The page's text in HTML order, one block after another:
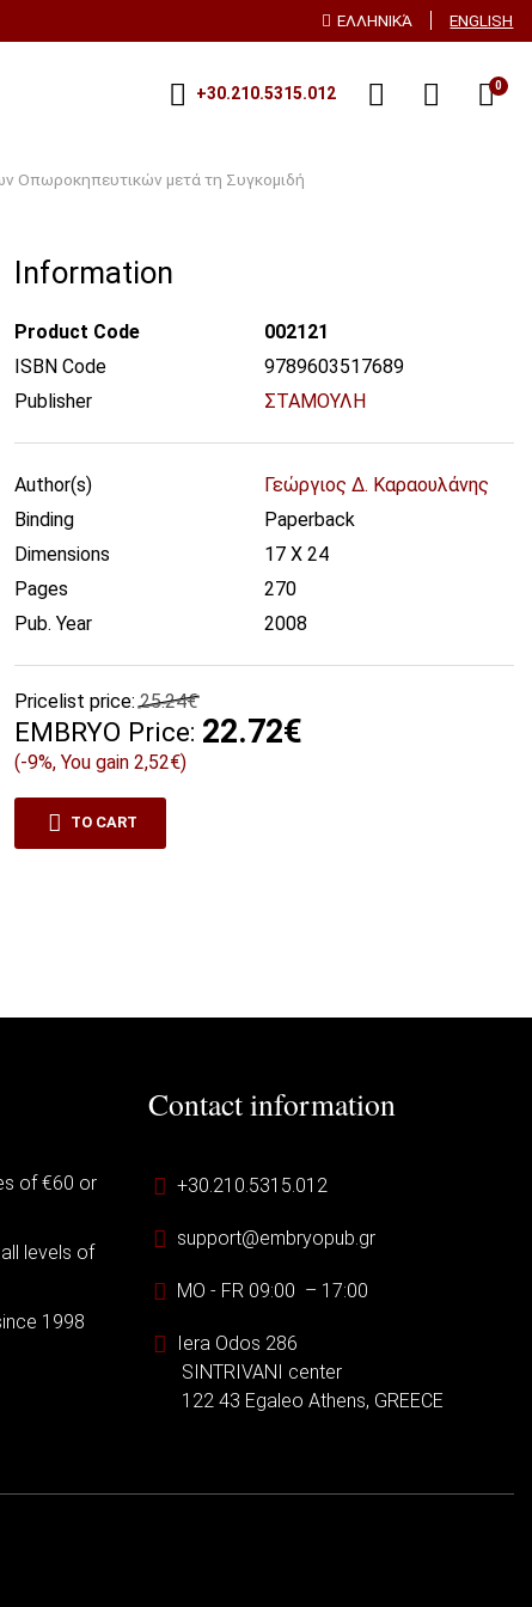
ΕΛΛΗΝΙΚΆ ENGLISH
+30.210.5315.012 0
Οπωροκηπευτικών μετά τη Συγκομιδή
Information
Product Code
002121
ISBN Code
9789603517689
Publisher
ΣΤΑΜΟΥΛΗ
Author(s)
Γεώργιος Δ. Καραουλάνης
Binding
Paperback
Dimensions
17 X 24
Pages
270
Pub. Year
2008
Pricelist price:25.24€
EMBRYO Price: 22.72€
(-9%, You gain 2,52€)
TO CART
of €60 or
levels of
1998
Contact information
+30.210.5315.012
support@embryopub.gr
MO - FR 09:00 – 17:00
Iera Odos 286
SINTRIVANI center
122 43 Egaleo Athens, GREECE